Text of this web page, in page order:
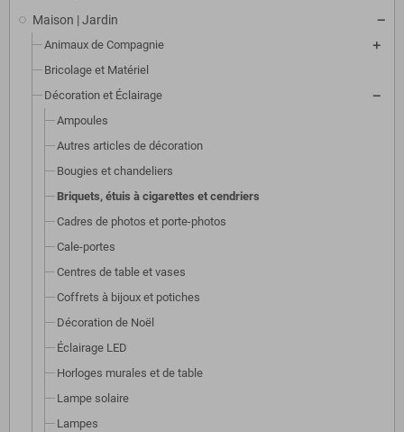
Maison | Jardin
Animaux de Compagnie
Bricolage et Matériel
Décoration et Éclairage
Ampoules
Autres articles de décoration
Bougies et chandeliers
Briquets, étuis à cigarettes et cendriers
Cadres de photos et porte-photos
Cale-portes
Centres de table et vases
Coffrets à bijoux et potiches
Décoration de Noël
Éclairage LED
Horloges murales et de table
Lampe solaire
Lampes